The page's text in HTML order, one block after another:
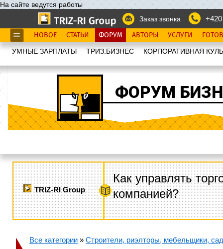
На сайте ведутся работы
Заказ звонка
НОВОЕ СТАТЬИ ФОРУМ АВТОРЫ УСЛУГИ
УМНЫЕ ЗАРПЛАТЫ ТРИЗ.БИЗНЕС КОРПОРАТИВНАЯ
ФОРУМ
TRIZ-RI Group
Как управлять
компанией?
Все категории » Строители, риэлторы, мебельщики,